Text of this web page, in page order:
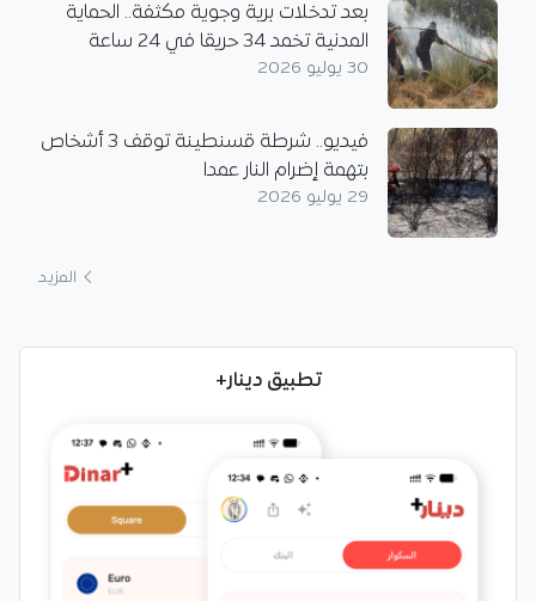
بعد تدخلات برية وجوية مكثفة.. الحماية
المدنية تخمد 34 حريقا في 24 ساعة
30 يوليو 2026
فيديو.. شرطة قسنطينة توقف 3 أشخاص
بتهمة إضرام النار عمدا
29 يوليو 2026
المزيد
تطبيق دينار+